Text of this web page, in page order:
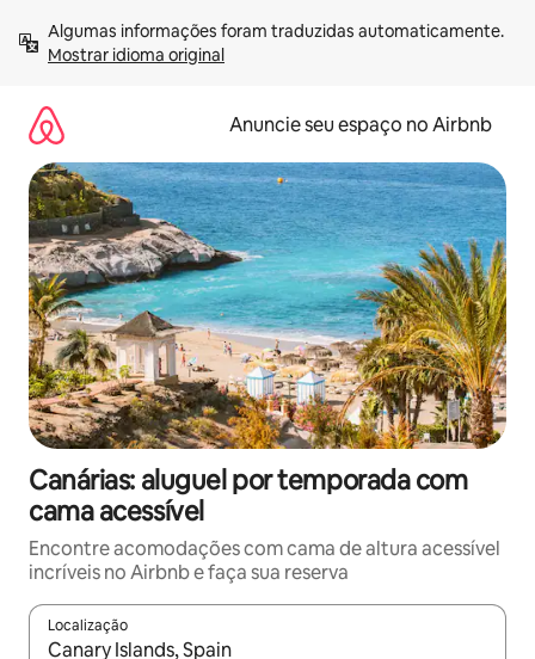
para
Mostrar idioma original
Anuncie seu espaço no Airbnb
Canárias: aluguel por temporada com
cama acessível
Encontre acomodações com cama de altura acessível
incríveis no Airbnb e faça sua reserva
Localização
Quando os resultados estiverem disponíveis, explore-os